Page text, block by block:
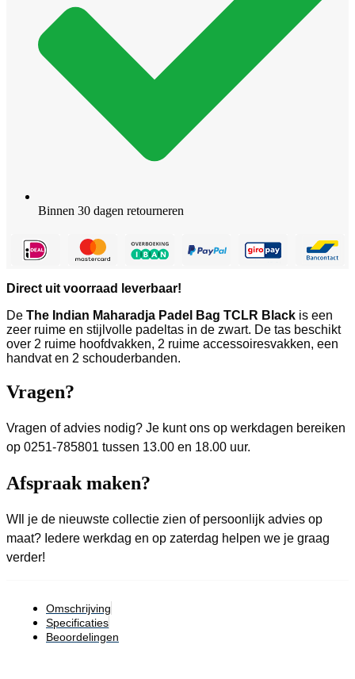
Binnen 30 dagen retourneren
Direct uit voorraad leverbaar!
De The Indian Maharadja Padel Bag TCLR Black is een
zeer ruime en stijlvolle padeltas in de zwart. De tas beschikt
over 2 ruime hoofdvakken, 2 ruime accessoiresvakken, een
handvat en 2 schouderbanden.
Vragen?
Vragen of advies nodig? Je kunt ons op werkdagen bereiken
op 0251-785801 tussen 13.00 en 18.00 uur.
Afspraak maken?
WIl je de nieuwste collectie zien of persoonlijk advies op
maat? Iedere werkdag en op zaterdag helpen we je graag
verder!
Omschrijving
Specificaties
Beoordelingen